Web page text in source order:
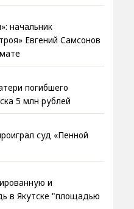
начальник
Евгений Самсонов
погибшего
5 млн рублей
суд «Пенной
и
в Якутске "площадью